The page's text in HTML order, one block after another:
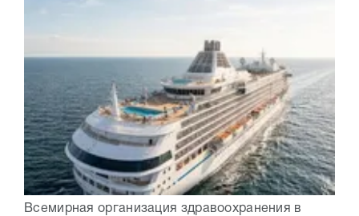
Всемирная организация здравоохранения в